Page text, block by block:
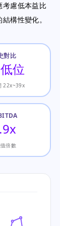
考慮低本益比
構性變化。
對比
位
22x~39x
倍數